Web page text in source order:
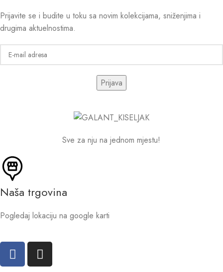
Prijavite se i budite u toku sa novim kolekcijama, sniženjima i
drugima aktuelnostima.
Sve za nju na jednom mjestu!
Naša trgovina
Pogledaj lokaciju na google karti